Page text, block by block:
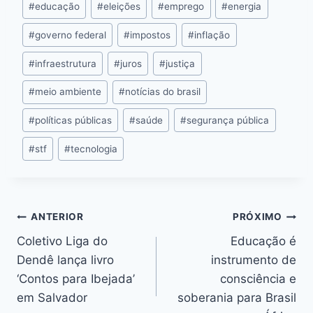
#educação #eleições #emprego #energia
#governo federal #impostos #inflação
#infraestrutura #juros #justiça
#meio ambiente #notícias do brasil
#políticas públicas #saúde #segurança pública
#stf #tecnologia
ANTERIOR
Coletivo Liga do
Dendê lança livro
‘Contos para Ibejada’
em Salvador
PRÓXIMO
Educação é
instrumento de
consciência e
soberania para Brasil